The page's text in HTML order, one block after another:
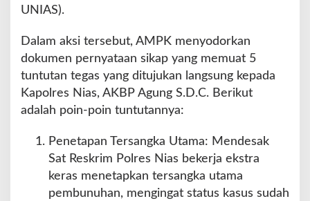
UNIAS).
Dalam aksi tersebut, AMPK menyodorkan
dokumen pernyataan sikap yang memuat 5
tuntutan tegas yang ditujukan langsung kepada
Kapolres Nias, AKBP Agung S.D.C. Berikut
adalah poin-poin tuntutannya:
Penetapan Tersangka Utama: Mendesak
Sat Reskrim Polres Nias bekerja ekstra
keras menetapkan tersangka utama
pembunuhan, mengingat status kasus sudah